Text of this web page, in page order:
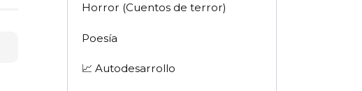
Horror (Cuentos de terror)
Poesía
📈 Autodesarrollo